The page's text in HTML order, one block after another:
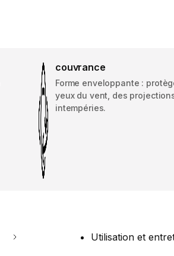
couvrance
Forme enveloppante :
yeux du vent, des
intempéries.
Utilisation et